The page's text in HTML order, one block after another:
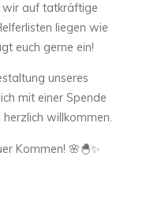
wir auf tatkräftige
liegen wie
euch gerne ein!
unseres
mit einer Spende
willkommen.
Kommen! 🌸🐣✨